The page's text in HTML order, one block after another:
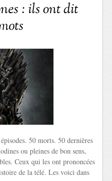
: ils ont dit
50 morts. 50 dernières
ou pleines de bon sens,
Ceux qui les ont prononcées
de la télé. Les voici dans